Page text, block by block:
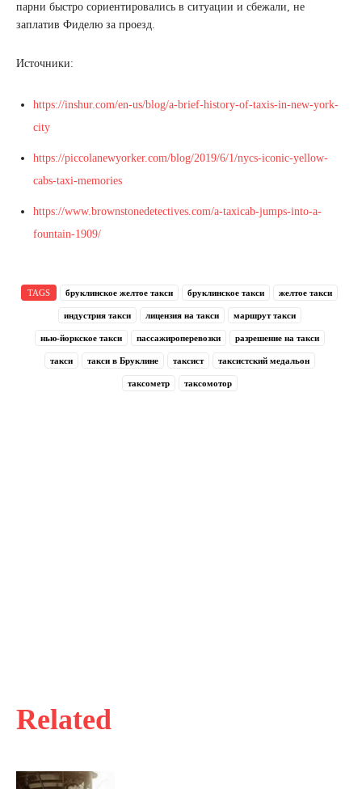
Related
парни быстро сориентировались в ситуации и сбежали, не
заплатив Фиделю за проезд.
Источники:
https://inshur.com/en-us/blog/a-brief-history-of-taxis-in-new-york-
city
https://piccolanewyorker.com/blog/2019/6/1/nycs-iconic-yellow-
cabs-taxi-memories
https://www.brownstonedetectives.com/a-taxicab-jumps-into-a-
fountain-1909/
TAGS бруклинское желтое такси бруклинское такси желтое такси
индустрия такси лицензия на такси маршрут такси
нью-йоркское такси пассажироперевозки разрешение на такси
такси такси в Бруклине таксист таксистский медальон
таксометр таксомотор